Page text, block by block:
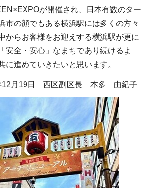
が開催され、日本有数のター
市の顔でもある横浜駅には多くの方々
からお客様をお迎えする横浜駅が更に
安全・安心」なまちであり続けるよ
に進めていきたいと思います。
12月19日 西区副区長 本多 由紀子